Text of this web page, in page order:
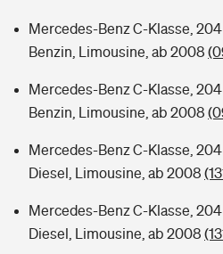
Mercedes-Benz C-Klasse, 204
Benzin, Limousine, ab 2008
Mercedes-Benz C-Klasse, 204
Benzin, Limousine, ab 2008
Mercedes-Benz C-Klasse, 204
Diesel, Limousine, ab 2008
Mercedes-Benz C-Klasse, 204
Diesel, Limousine, ab 2008